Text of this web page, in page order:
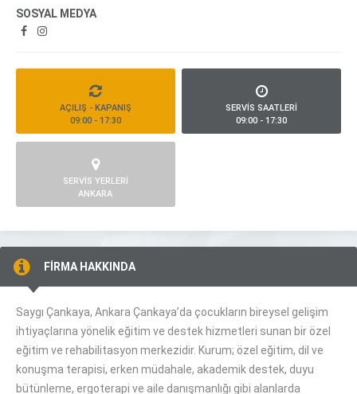
SOSYAL MEDYA
AÇILIŞ - KAPANIŞ
09:00 - 17:30
SERVİS SAATLERİ
09:00 - 17:30
SERVİS YERLERİ
ANKARA
FİRMA HAKKINDA
Saygı Çankaya, Ankara Çankaya’da çocukların bireysel gelişim
ihtiyaçlarına yönelik eğitim ve destek hizmetleri sunan bir özel
eğitim ve rehabilitasyon merkezidir. Kurum; özel eğitim, dil ve
konuşma terapisi, erken müdahale, akademik destek, duyu
bütünleme, ergoterapi ve aile danışmanlığı gibi alanlarda